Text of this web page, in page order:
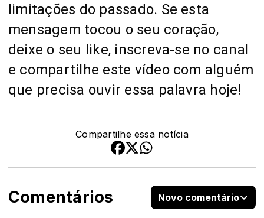
limitações do passado. Se esta
mensagem tocou o seu coração,
deixe o seu like, inscreva-se no canal
e compartilhe este vídeo com alguém
que precisa ouvir essa palavra hoje!
Compartilhe essa notícia
Comentários Novo comentário